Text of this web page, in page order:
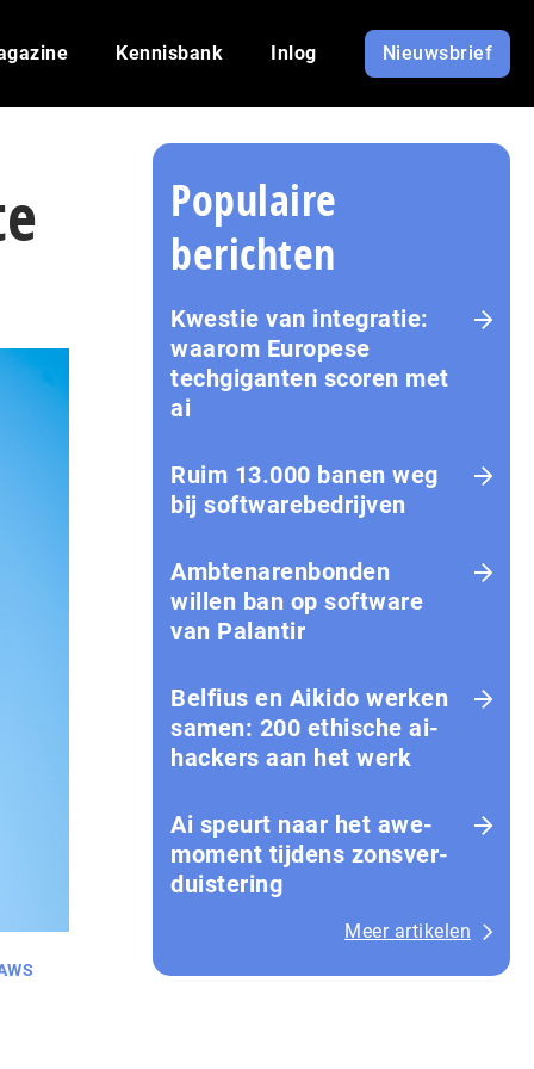
Kennisbank Inlog Nieuwsbrief
Populaire
berichten
Kwestie van integratie:
waarom Europese
techgiganten scoren met
ai
Ruim 13.000 banen weg
bij softwarebedrijven
Amb­te­na­ren­bon­den
willen ban op software
van Palantir
Belfius en Aikido werken
samen: 200 ethische ai-
hackers aan het werk
Ai speurt naar het awe-
moment tijdens zons­ver­
duis­te­ring
Meer artikelen